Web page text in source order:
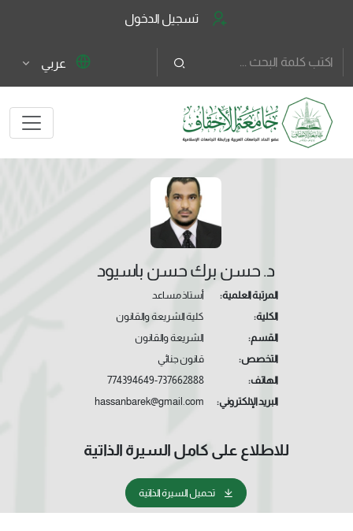
تسجيل الدخول
عربي
د. حسن برك حسن باسيود
المرتبة العلمية:
أستاذ مساعد
الكلية:
كلية الشريعة والقانون
القسم:
الشريعة والقانون
التخصص:
قانون جنائي
الهاتف:
774394649-737662888
البريد الإلكتروني:
hassanbarek@gmail.com
للاطلاع على كامل السيرة الذاتية
تحميل السيرة الذاتية